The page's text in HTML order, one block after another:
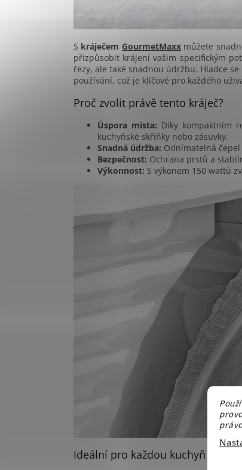
S kráječem GourmetMaxxmůžete
přizpůsobit krájení vašim specifickým
řezy, ale také snadnou údržbu. Hladce
používání, což je klíčové pro každého
Proč zvolit právě tento kráječ?
Úspora místa: Díky kompaktním
kuchyňské skříňky nebo zásuvky.
Snadná údržba: Odnímatelná
Bezpečnost: Ochrana prstů a
Výkonnost: S výkonem 150 wattů
Ideální pro každou kuchyň